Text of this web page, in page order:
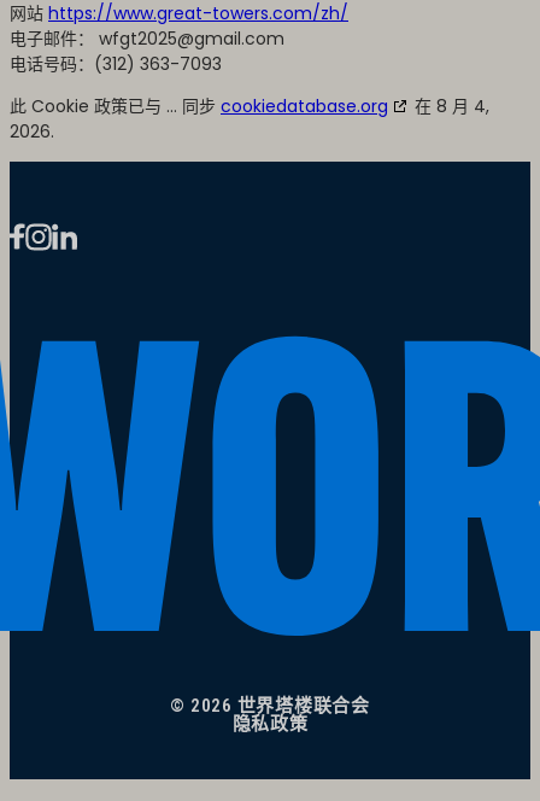
网站 https://www.great-towers.com/zh/
电子邮件： wfgt2025@gmail.com
电话号码：(312) 363-7093
此 Cookie 政策已与 ... 同步 cookiedatabase.org
在 8 月 4,
2026.
© 2026 世界塔楼联合会
隐私政策